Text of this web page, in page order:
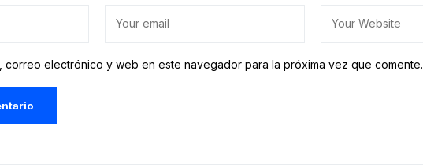
correo electrónico y web en este navegador para la próxima vez que comente.